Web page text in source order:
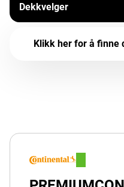
Dekkvelger
Klikk her for å finne